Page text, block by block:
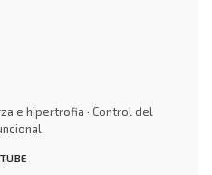
e hipertrofia · Control del